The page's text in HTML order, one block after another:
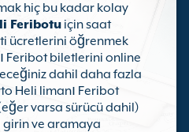
hiç bu kadar kolay
Feribotu için saat
ücretlerini öğrenmek
Feribot biletlerini online
dahil daha fazla
Heli limanı Feribot
varsa sürücü dahil)
girin ve aramaya